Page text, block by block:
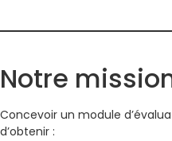
Notre
Concevoir un module
d’obtenir :